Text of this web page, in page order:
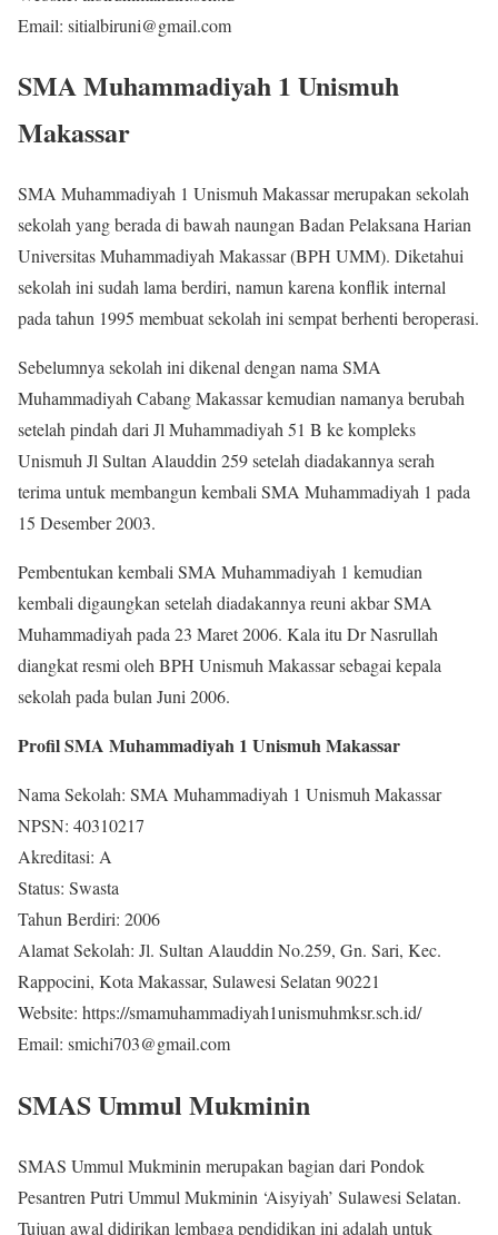
Email: sitialbiruni@gmail.com
SMA Muhammadiyah 1 Unismuh
Makassar
SMA Muhammadiyah 1 Unismuh Makassar merupakan sekolah
sekolah yang berada di bawah naungan Badan Pelaksana Harian
Universitas Muhammadiyah Makassar (BPH UMM). Diketahui
sekolah ini sudah lama berdiri, namun karena konflik internal
pada tahun 1995 membuat sekolah ini sempat berhenti beroperasi.
Sebelumnya sekolah ini dikenal dengan nama SMA
Muhammadiyah Cabang Makassar kemudian namanya berubah
setelah pindah dari Jl Muhammadiyah 51 B ke kompleks
Unismuh Jl Sultan Alauddin 259 setelah diadakannya serah
terima untuk membangun kembali SMA Muhammadiyah 1 pada
15 Desember 2003.
Pembentukan kembali SMA Muhammadiyah 1 kemudian
kembali digaungkan setelah diadakannya reuni akbar SMA
Muhammadiyah pada 23 Maret 2006. Kala itu Dr Nasrullah
diangkat resmi oleh BPH Unismuh Makassar sebagai kepala
sekolah pada bulan Juni 2006.
Profil SMA Muhammadiyah 1 Unismuh Makassar
Nama Sekolah: SMA Muhammadiyah 1 Unismuh Makassar
NPSN: 40310217
Akreditasi: A
Status: Swasta
Tahun Berdiri: 2006
Alamat Sekolah: Jl. Sultan Alauddin No.259, Gn. Sari, Kec.
Rappocini, Kota Makassar, Sulawesi Selatan 90221
Website: https://smamuhammadiyah1unismuhmksr.sch.id/
Email: smichi703@gmail.com
SMAS Ummul Mukminin
SMAS Ummul Mukminin merupakan bagian dari Pondok
Pesantren Putri Ummul Mukminin ‘Aisyiyah’ Sulawesi Selatan.
Tujuan awal didirikan lembaga pendidikan ini adalah untuk